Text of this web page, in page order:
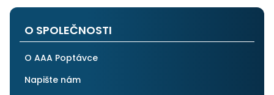
po všech stránkách plně spolehnout.
O SPOLEČNOSTI
O AAA Poptávce
Napište nám